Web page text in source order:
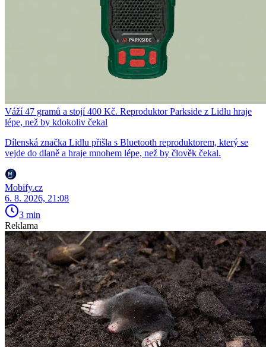
Váží 47 gramů a stojí 400 Kč. Reproduktor Parkside z Lidlu hraje
lépe, než by kdokoliv čekal
Dílenská značka Lidlu přišla s Bluetooth reproduktorem, který se
vejde do dlaně a hraje mnohem lépe, než by člověk čekal.
Mobify.cz
6. 8. 2026, 21:08
3 min
Reklama